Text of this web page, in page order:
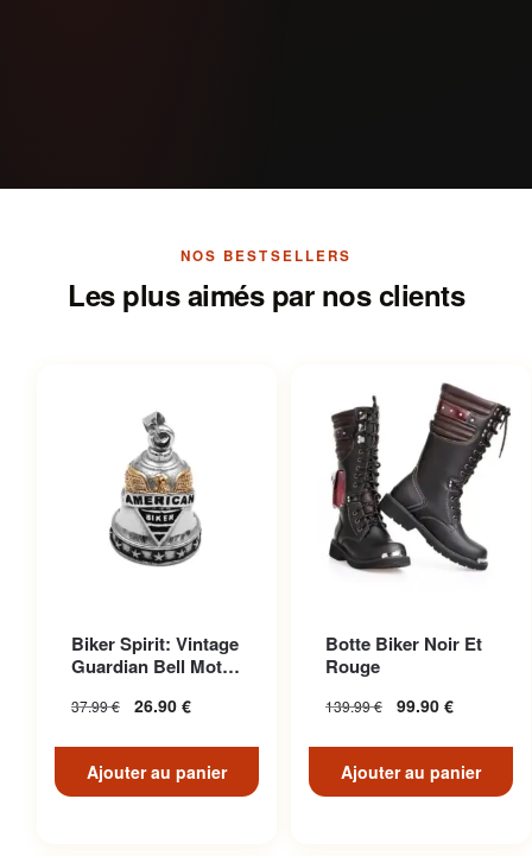
NOS BESTSELLERS
Les plus aimés par nos clients
Biker Spirit: Vintage
Guardian Bell Moto
37.99€ 26.90 €
Ajouter au panier
Botte Biker Noir Et
Rouge
139.99€ 99.90 €
Ajouter au panier